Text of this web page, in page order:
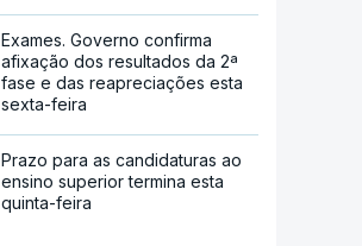
Exames. Governo confirma
afixação dos resultados da 2ª
fase e das reapreciações esta
sexta-feira
Prazo para as candidaturas ao
ensino superior termina esta
quinta-feira